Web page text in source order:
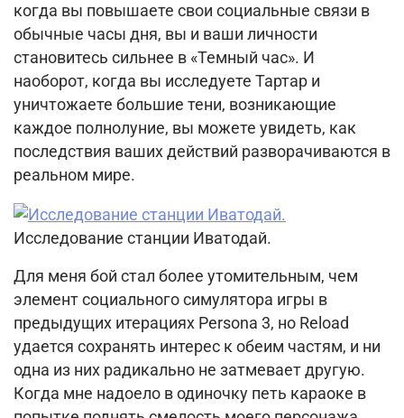
когда вы повышаете свои социальные связи в
обычные часы дня, вы и ваши личности
становитесь сильнее в «Темный час». И
наоборот, когда вы исследуете Тартар и
уничтожаете большие тени, возникающие
каждое полнолуние, вы можете увидеть, как
последствия ваших действий разворачиваются в
реальном мире.
Исследование станции Иватодай.
Для меня бой стал более утомительным, чем
элемент социального симулятора игры в
предыдущих итерациях Persona 3, но Reload
удается сохранять интерес к обеим частям, и ни
одна из них радикально не затмевает другую.
Когда мне надоело в одиночку петь караоке в